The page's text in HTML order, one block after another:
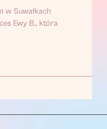
w Suwałkach
Ewy B., która